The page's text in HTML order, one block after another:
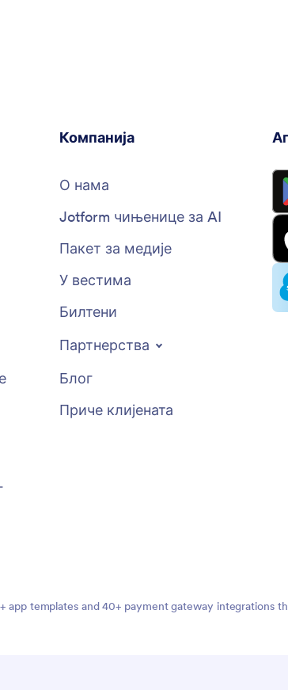
Компанија
О нама
Jotform чињенице за AI
Пакет за медије
У вестима
Билтени
Партнерства
Блог
Приче клијената
templates and 40+ payment gateway integrations